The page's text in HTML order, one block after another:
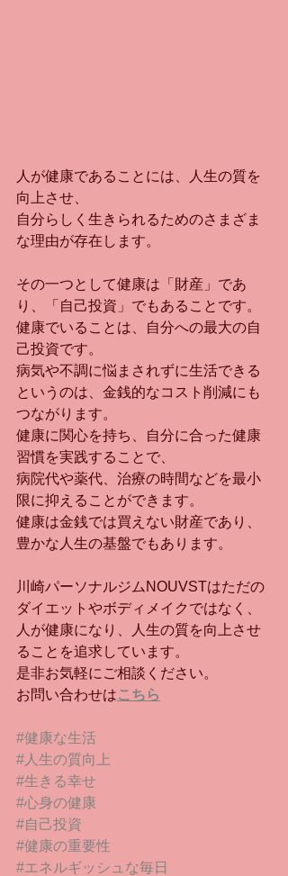
人が健康であることには、人生の質を
向上させ、
自分らしく生きられるためのさまざま
な理由が存在します。
その一つとして健康は「財産」であ
り、「自己投資」でもあることです。
健康でいることは、自分への最大の自
己投資です。
病気や不調に悩まされずに生活できる
というのは、金銭的なコスト削減にも
つながります。
健康に関心を持ち、自分に合った健康
習慣を実践することで、
病院代や薬代、治療の時間などを最小
限に抑えることができます。
健康は金銭では買えない財産であり、
豊かな人生の基盤でもあります。
川崎パーソナルジムNOUVSTはただの
ダイエットやボディメイクではなく、
人が健康になり、人生の質を向上させ
ることを追求しています。
是非お気軽にご相談ください。
お問い合わせはこちら
#健康な生活
#人生の質向上
#生きる幸せ
#心身の健康
#自己投資
#健康の重要性
#エネルギッシュな毎日